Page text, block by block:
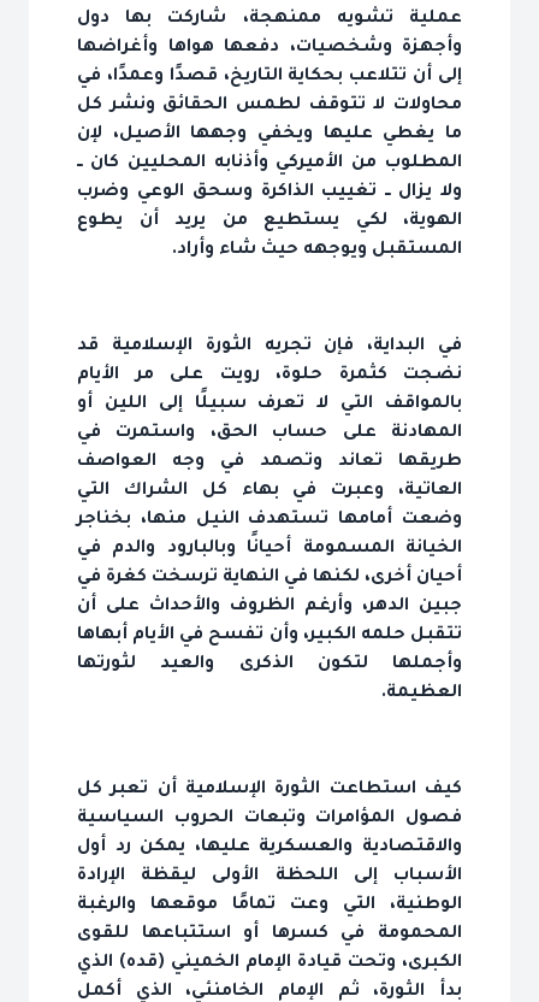
عملية تشويه ممنهجة، شاركت بها دول
وأجهزة وشخصيات، دفعها هواها وأغراضها
إلى أن تتلاعب بحكاية التاريخ، قصدًا وعمدًا، في
محاولات لا تتوقف لطمس الحقائق ونشر كل
ما يغطي عليها ويخفي وجهها الأصيل، لإن
المطلوب من الأميركي وأذنابه المحليين كان ــ
ولا يزال ــ تغييب الذاكرة وسحق الوعي وضرب
الهوية، لكي يستطيع من يريد أن يطوع
المستقبل ويوجهه حيث شاء وأراد.
في البداية، فإن تجريه الثورة الإسلامية قد
نضجت كثمرة حلوة، رويت على مر الأيام
بالمواقف التي لا تعرف سبيلًا إلى اللين أو
المهادنة على حساب الحق، واستمرت في
طريقها تعاند وتصمد في وجه العواصف
العاتية، وعبرت في بهاء كل الشراك التي
وضعت أمامها تستهدف النيل منها، بخناجر
الخيانة المسمومة أحيانًا وبالبارود والدم في
أحيان أخرى، لكنها في النهاية ترسخت كغرة في
جبين الدهر، وأرغم الظروف والأحداث على أن
تتقبل حلمه الكبير، وأن تفسح في الأيام أبهاها
وأجملها لتكون الذكرى والعيد لثورتها
العظيمة.
كيف استطاعت الثورة الإسلامية أن تعبر كل
فصول المؤامرات وتبعات الحروب السياسية
والاقتصادية والعسكرية عليها، يمكن رد أول
الأسباب إلى اللحظة الأولى ليقظة الإرادة
الوطنية، التي وعت تمامًا موقعها والرغبة
المحمومة في كسرها أو استتباعها للقوى
الكبرى، وتحت قيادة الإمام الخميني (قده) الذي
بدأ الثورة، ثم الإمام الخامنئي، الذي أكمل